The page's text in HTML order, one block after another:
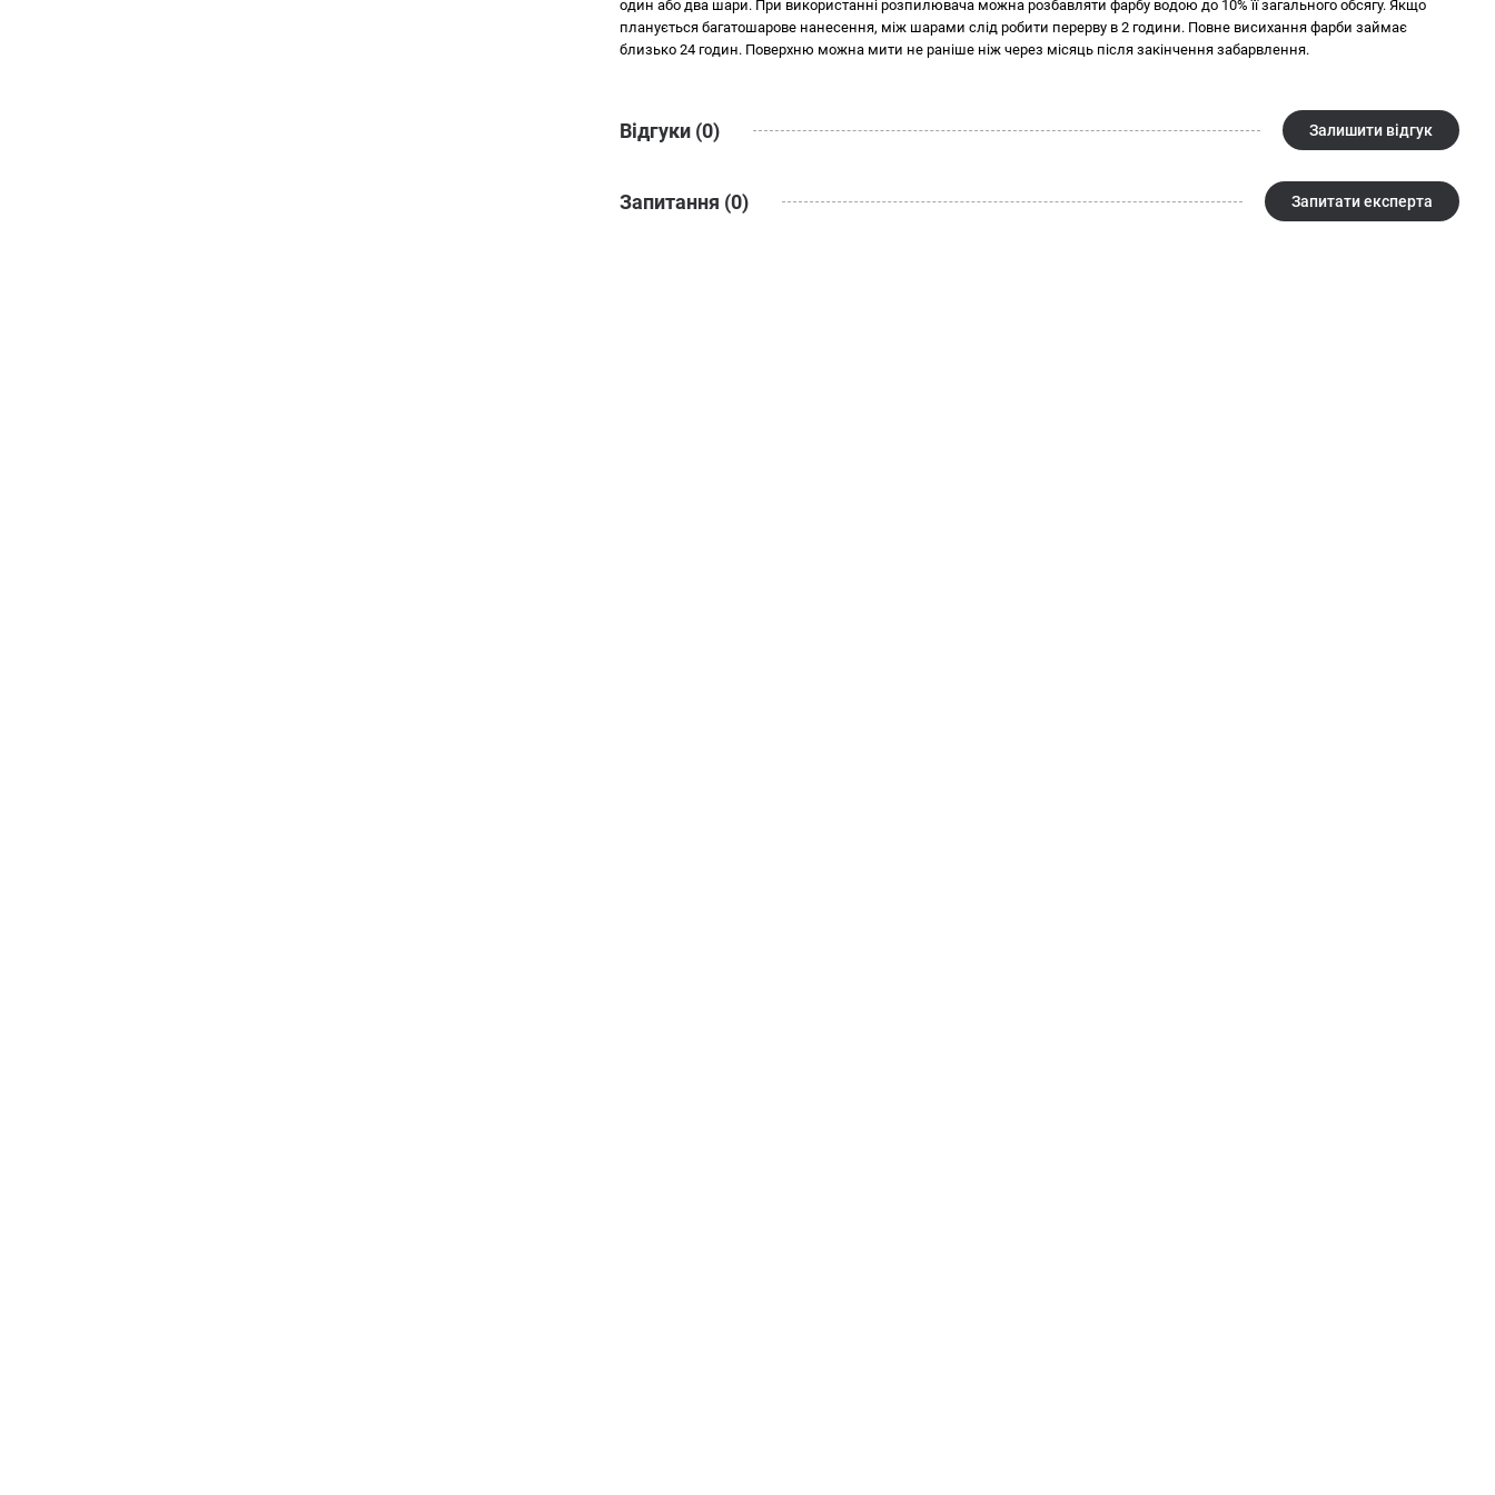
Symphony", "Monicolor Nova", "NCS", "RAL" і т.д.
Зносостійкість: 1 клас стійкості до мокрого стирання
Зберігання: зберігати та транспортувати при температурі +5 °С…+30 °С у герметично закритій упаковці виробника.
Увага! Виробник залишає за собою право змінювати інформацію про продукт, а саме його назву, параметри, упаковку,
один або два шари. При використанні розпилювача можна розбавляти фарбу водою до 10% її загального обсягу. Якщо
планується багатошарове нанесення, між шарами слід робити перерву в 2 години. Повне висихання фарби займає
близько 24 годин. Поверхню можна мити не раніше ніж через місяць після закінчення забарвлення.
Відгуки (0) Залишити відгук
Запитання (0) Запитати експерта